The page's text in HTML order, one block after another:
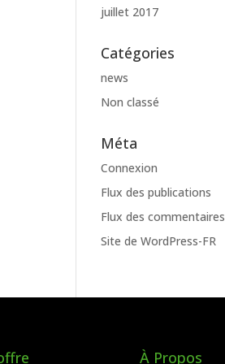
juillet 2017
Catégories
news
Non classé
Méta
Connexion
Flux des publications
Flux des commentaires
Site de WordPress-FR
À Propos